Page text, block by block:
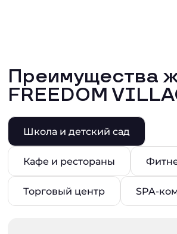
Преимущества
FREEDOM
Школа и детский сад
Кафе и рестораны
Торговый центр SPA-